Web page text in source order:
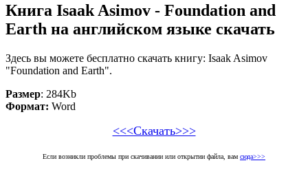
Книга Isaak Asimov - Foundation and
Earth на английском языке скачать
Здесь вы можете бесплатно скачать книгу: Isaak Asimov
"Foundation and Earth".
Размер: 284Kb
Формат: Word
<<<Скачать>>>
Если возникли проблемы при скачивании или открытии файла, вам сюда>>>